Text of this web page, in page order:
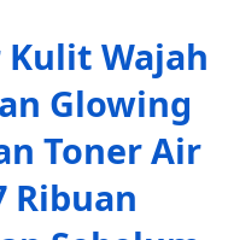
Wajah
Glowing
Toner Air
Ribuan